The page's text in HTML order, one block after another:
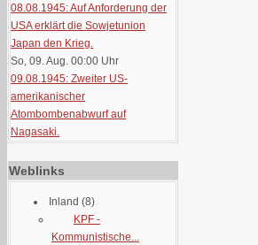
08.08.1945: Auf Anforderung der
USA erklärt die Sowjetunion
Japan den Krieg.
So, 09. Aug. 00:00 Uhr
09.08.1945: Zweiter US-
amerikanischer
Atombombenabwurf auf
Nagasaki.
Weblinks
Inland (8)
KPF -
Kommunistische...